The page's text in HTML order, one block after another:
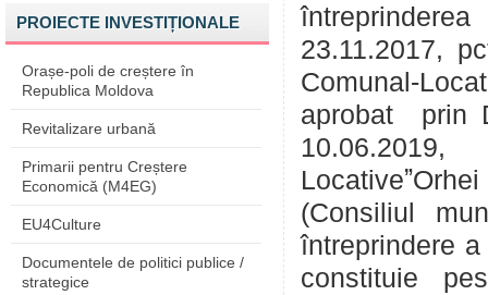
PROIECTE INVESTIȚIONALE
Orașe-poli de creștere în
Republica Moldova
Revitalizare urbană
Primarii pentru Creștere
Economică (M4EG)
EU4Culture
Documentele de politici publice /
strategice
23.11.2017,
Comunal-
aprobat prin
(Consiliul
întreprindere
constituie